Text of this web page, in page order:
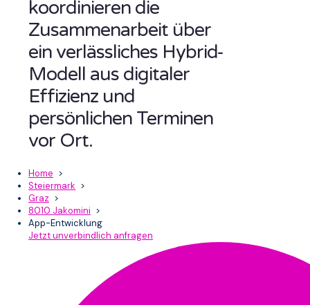
koordinieren die
Zusammenarbeit über
ein verlässliches Hybrid-
Modell aus digitaler
Effizienz und
persönlichen Terminen
vor Ort.
Home >
Steiermark >
Graz >
8010 Jakomini >
App-Entwicklung
Jetzt unverbindlich anfragen